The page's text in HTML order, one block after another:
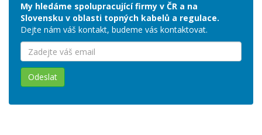
My hledáme spolupracující firmy v ČR a na
Slovensku v oblasti topných kabelů a regulace.
Dejte nám váš kontakt, budeme vás kontaktovat.
Odeslat